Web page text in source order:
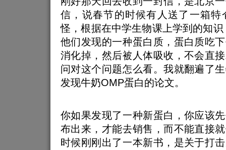
信，说春节的时候有人送了一箱特
怪，根据在中学生物课上学到的知
他们发现的一种蛋白质，蛋白质吃
消化掉，然后被人体吸收，不会直
问对这个问题怎么看。我就翻遍了
发现牛奶OMP蛋白的论文。
你如果发现了一种新蛋白，你应该
布出来，才能去销售，而不能直接
时候刚刚出了一本新书，是关于打